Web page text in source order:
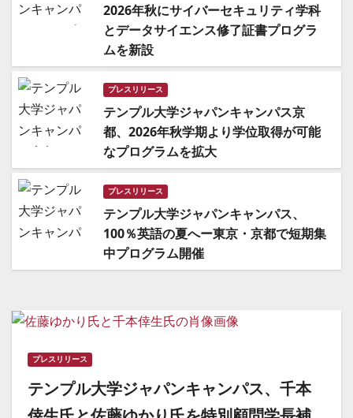
2026年秋にサイバーセキュリティ学科
とデータサイエンス修了証書プログラ
ムを新設
プレスリリース
テンプル大学ジャパンキャンパス京
都、2026年秋学期より学位取得が可能
なプログラムを拡大
プレスリリース
テンプル大学ジャパンキャンパス、
100％英語の夏へー東京・京都で短期集
中プログラム開催
プレスリリース
テンプル大学ジャパンキャンパス、千本